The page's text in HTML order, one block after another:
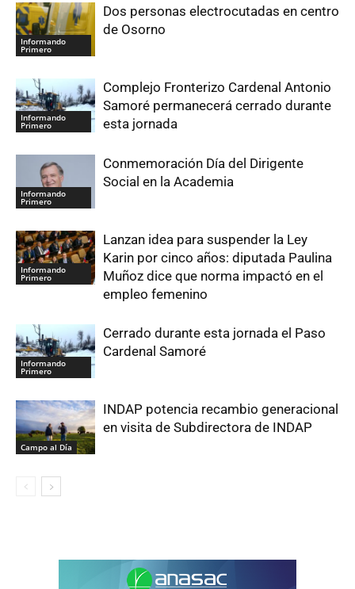
Informando
Primero
Dos personas electrocutadas en centro
de Osorno
Informando
Primero
Complejo Fronterizo Cardenal Antonio
Samoré permanecerá cerrado durante
esta jornada
Informando
Primero
Conmemoración Día del Dirigente
Social en la Academia
Informando
Primero
Lanzan idea para suspender la Ley
Karin por cinco años: diputada Paulina
Muñoz dice que norma impactó en el
empleo femenino
Informando
Primero
Cerrado durante esta jornada el Paso
Cardenal Samoré
Campo al Día
INDAP potencia recambio generacional
en visita de Subdirectora de INDAP